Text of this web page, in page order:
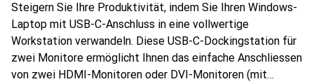
Steigern Sie Ihre Produktivität, indem Sie Ihren Windows-
Laptop mit USB-C-Anschluss in eine vollwertige
Workstation verwandeln. Diese USB-C-Dockingstation für
zwei Monitore ermöglicht Ihnen das einfache Anschliessen
von zwei HDMI-Monitoren oder DVI-Monitoren (mit